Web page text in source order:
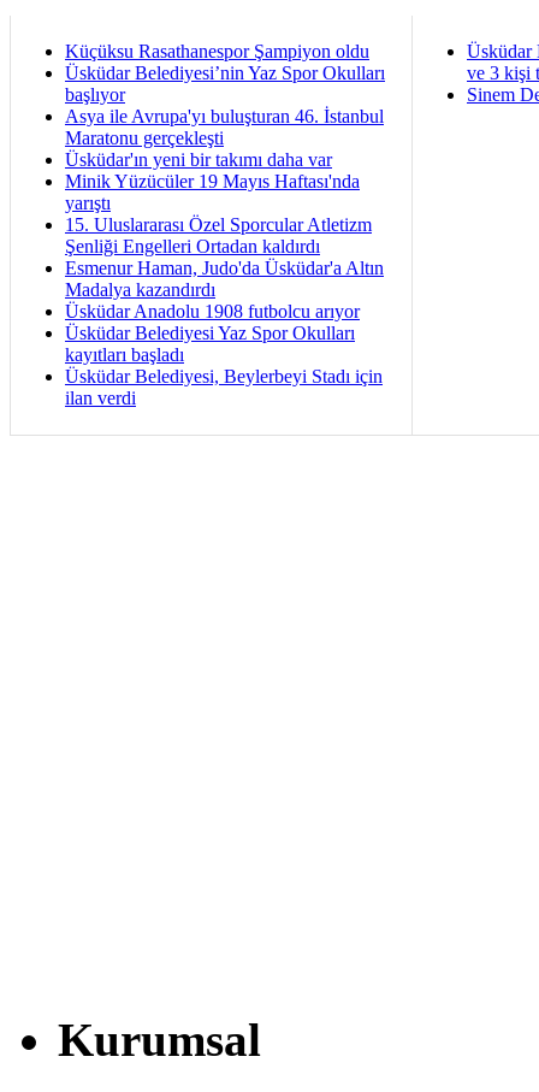
Küçüksu Rasathanespor Şampiyon oldu
Üsküdar Belediyesi’nin Yaz Spor Okulları
başlıyor
Asya ile Avrupa'yı buluşturan 46. İstanbul
Maratonu gerçekleşti
Üsküdar'ın yeni bir takımı daha var
Minik Yüzücüler 19 Mayıs Haftası'nda
yarıştı
15. Uluslararası Özel Sporcular Atletizm
Şenliği Engelleri Ortadan kaldırdı
Esmenur Haman, Judo'da Üsküdar'a Altın
Madalya kazandırdı
Üsküdar Anadolu 1908 futbolcu arıyor
Üsküdar Belediyesi Yaz Spor Okulları
kayıtları başladı
Üsküdar Belediyesi, Beylerbeyi Stadı için
ilan verdi
Üsküdar
ve 3 kişi
Sinem
Kurumsal